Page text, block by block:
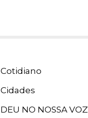
Cotidiano
Cidades
DEU NO NOSSA VOZ